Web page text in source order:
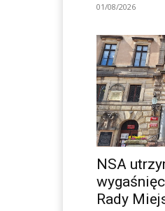
01/08/2026
NSA
Rady